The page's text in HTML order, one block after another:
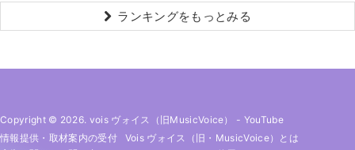
ランキングをもっとみる
Copyright © 2026. vois ヴォイス（旧MusicVoice） - YouTube
情報提供・取材案内の受付
Vois ヴォイス（旧・MusicVoice）とは